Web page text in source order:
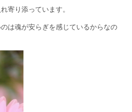
寄り添っています。
は魂が安らぎを感じているからなの